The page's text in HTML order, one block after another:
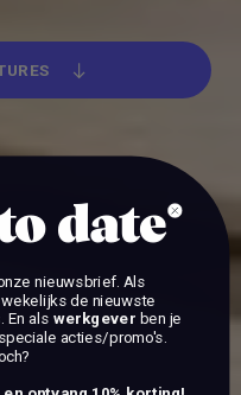
date
nieuwsbrief. Als
de nieuwste
En als werkgever ben je
acties/promo's.